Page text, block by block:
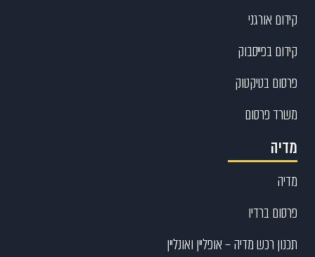
קידום אורגני
קידום בפייסבוק
פרסום בטיקטוק
משרד פרסום
מדיה
מדיה
פרסום ברדיו
תכנון רכש מדיה – אופליין ואונליין